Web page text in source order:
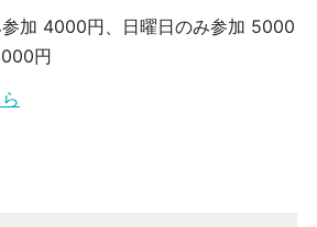
加 4000円、日曜日のみ参加 5000
円